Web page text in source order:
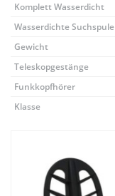
Komplett Wasserdicht
Wasserdichte Suchspule
Gewicht
Teleskopgestänge
Funkkopfhörer
Klasse